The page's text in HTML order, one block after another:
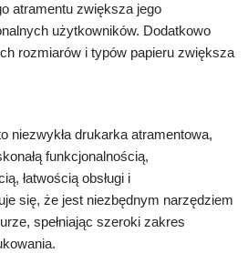
atramentu zwiększa jego
użytkowników. Dodatkowo
rozmiarów i typów papieru zwiększa
niezwykła drukarka atramentowa,
funkcjonalnością,
łatwością obsługi i
się, że jest niezbędnym narzędziem
spełniając szeroki zakres